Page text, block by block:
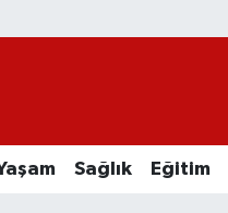
Sağlık Eğitim